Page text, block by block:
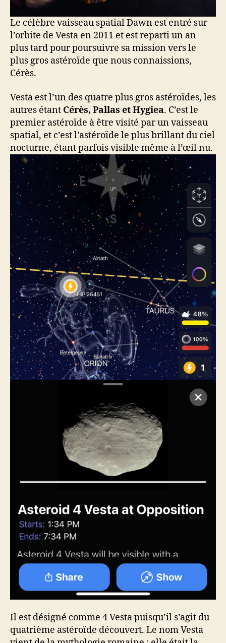
Le célèbre vaisseau spatial Dawn est entré sur
l’orbite de Vesta en 2011 et est reparti un an
plus tard pour poursuivre sa mission vers le
plus gros astéroïde que nous connaissions,
Cérès.
Vesta est l’un des quatre plus gros astéroïdes, les
autres étant Cérès, Pallas et Hygiea. C’est le
premier astéroïde à être visité par un vaisseau
spatial, et c’est l’astéroïde le plus brillant du ciel
nocturne, étant parfois visible même à l’œil nu.
Il est désigné comme 4 Vesta puisqu’il s’agit du
quatrième astéroïde découvert. Le nom Vesta